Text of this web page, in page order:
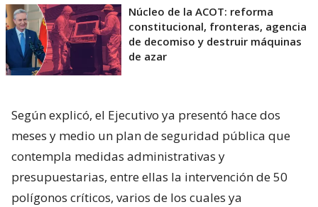
Núcleo de la ACOT: reforma
constitucional, fronteras, agencia
de decomiso y destruir máquinas
de azar
Según explicó, el Ejecutivo ya presentó hace dos
meses y medio un plan de seguridad pública que
contempla medidas administrativas y
presupuestarias, entre ellas la intervención de 50
polígonos críticos, varios de los cuales ya